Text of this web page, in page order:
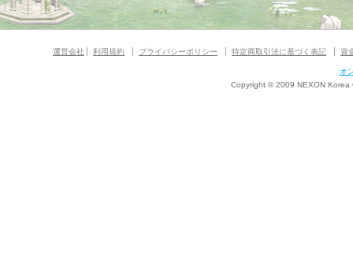
運営会社 利用規約 プライバシーポリシー 特定商取引法に基づく表記 資
オ
Copyright © 2009 NEXON Korea